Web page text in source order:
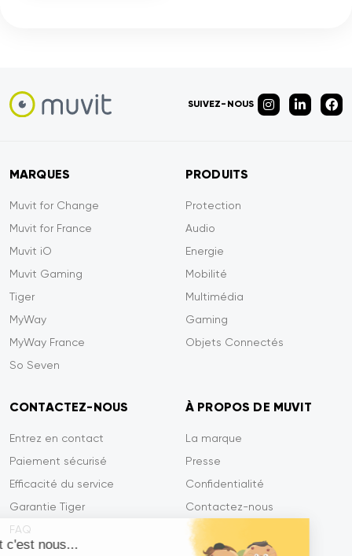
Salut c'est nous...
SUIVEZ-NOUS
MARQUES
Muvit for Change
Muvit for France
Muvit iO
Muvit Gaming
Tiger
MyWay
MyWay France
So Seven
PRODUITS
Protection
Audio
Energie
Mobilité
Multimédia
Gaming
Objets Connectés
CONTACTEZ-NOUS
Entrez en contact
Paiement sécurisé
Efficacité du service
Garantie Tiger
FAQ
À PROPOS DE MUVIT
La marque
Presse
Confidentialité
Contactez-nous